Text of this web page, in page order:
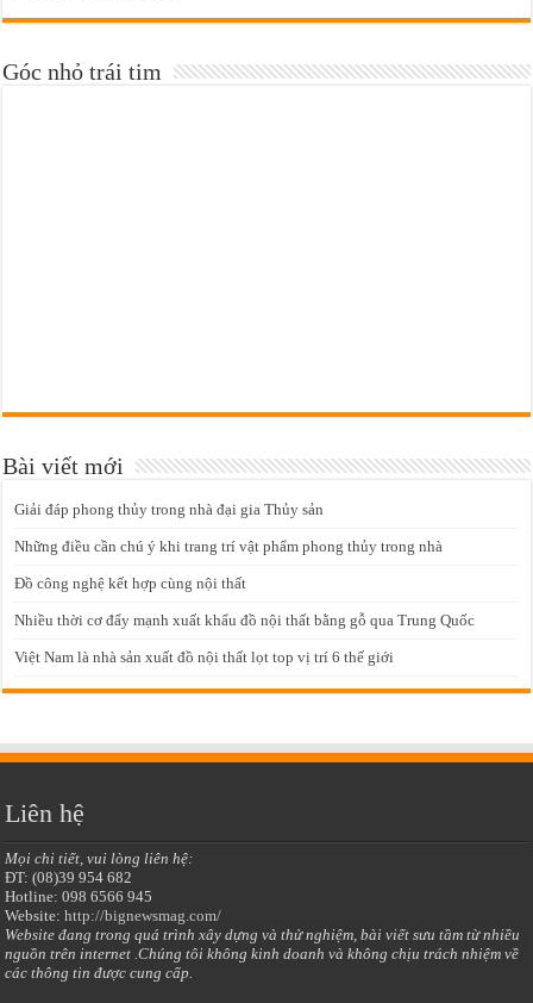
Góc nhỏ trái tim
Bài viết mới
Giải đáp phong thủy trong nhà đại gia Thủy sản
Những điều cần chú ý khi trang trí vật phẩm phong thủy trong nhà
Đồ công nghệ kết hợp cùng nội thất
Nhiều thời cơ đẩy mạnh xuất khẩu đồ nội thất bằng gỗ qua Trung Quốc
Việt Nam là nhà sản xuất đồ nội thất lọt top vị trí 6 thế giới
Liên hệ
Mọi chi tiết, vui lòng liên hệ:
ĐT: (08)39 954 682
Hotline: 098 6566 945
Website:http://bignewsmag.com/
Website đang trong quá trình xây dựng và thử nghiệm, bài viết sưu tầm từ nhiều
nguồn trên internet .Chúng tôi không kinh doanh và không chịu trách nhiệm về
các thông tin được cung cấp.